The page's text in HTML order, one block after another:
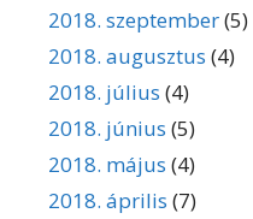
2018. szeptember(5)
2018. augusztus (4)
2018. július (4)
2018. június (5)
2018. május (4)
2018. április (7)